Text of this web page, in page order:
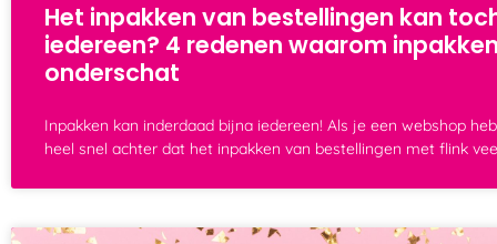
Het inpakken van bestellingen kan
iedereen? 4 redenen waarom
onderschat
Inpakken kan inderdaad bijna iedereen! Als je een webshop
heel snel achter dat het inpakken van bestellingen met flink